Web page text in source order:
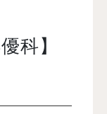
科】